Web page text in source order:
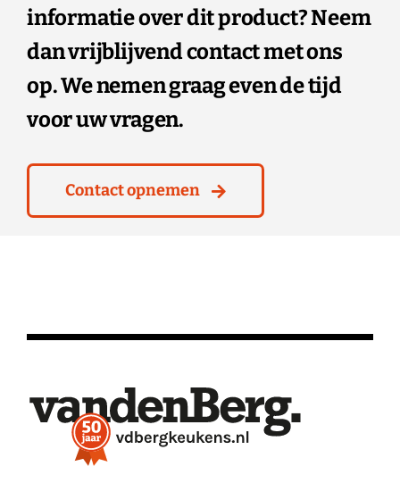
informatie over dit product? Neem
dan vrijblijvend contact met ons
op. We nemen graag even de tijd
voor uw vragen.
Contact opnemen